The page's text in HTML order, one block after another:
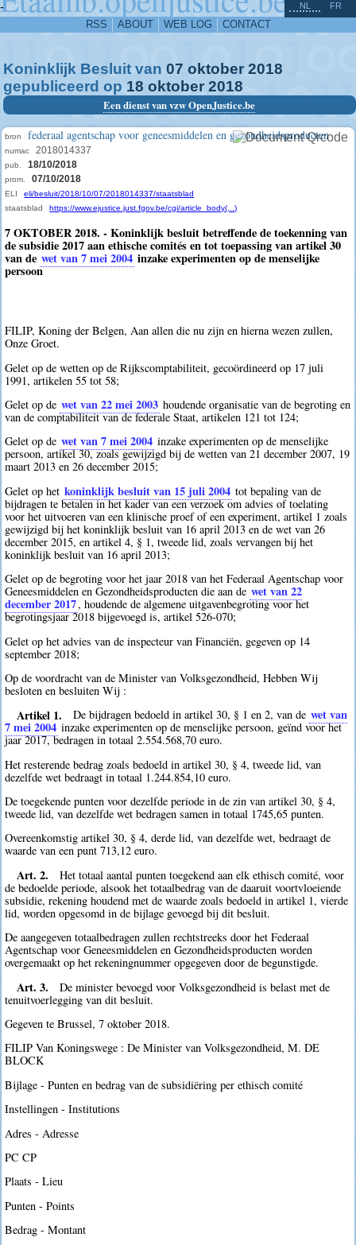
-
RSS ABOUT WEB LOG CONTACT
NL FR
Koninklijk Besluit van 07 oktober 2018
gepubliceerd op 18 oktober 2018
Een dienst van vzw OpenJustice.be
bron federaal agentschap voor geneesmiddelen en gezondheidsproducten
numac 2018014337
pub. 18/10/2018
prom. 07/10/2018
ELI
eli/besluit/2018/10/07/2018014337/staatsblad
staatsblad
https://www.ejustice.just.fgov.be/cgi/article_body(...)
7 OKTOBER 2018. - Koninklijk besluit betreffende de toekenning van
de subsidie 2017 aan ethische comités en tot toepassing van artikel 30
van de wet van 7 mei 2004 inzake experimenten op de menselijke
persoon
FILIP, Koning der Belgen, Aan allen die nu zijn en hierna wezen zullen,
Onze Groet.
Gelet op de wetten op de Rijkscomptabiliteit, gecoördineerd op 17 juli
1991, artikelen 55 tot 58;
Gelet op de wet van 22 mei 2003 houdende organisatie van de begroting en
van de comptabiliteit van de federale Staat, artikelen 121 tot 124;
Gelet op de wet van 7 mei 2004 inzake experimenten op de menselijke
persoon, artikel 30, zoals gewijzigd bij de wetten van 21 december 2007, 19
maart 2013 en 26 december 2015;
Gelet op het koninklijk besluit van 15 juli 2004 tot bepaling van de
bijdragen te betalen in het kader van een verzoek om advies of toelating
voor het uitvoeren van een klinische proef of een experiment, artikel 1 zoals
gewijzigd bij het koninklijk besluit van 16 april 2013 en de wet van 26
december 2015, en artikel 4, § 1, tweede lid, zoals vervangen bij het
koninklijk besluit van 16 april 2013;
Gelet op de begroting voor het jaar 2018 van het Federaal Agentschap voor
Geneesmiddelen en Gezondheidsproducten die aan de wet van 22
december 2017, houdende de algemene uitgavenbegroting voor het
begrotingsjaar 2018 bijgevoegd is, artikel 526-070;
Gelet op het advies van de inspecteur van Financiën, gegeven op 14
september 2018;
Op de voordracht van de Minister van Volksgezondheid, Hebben Wij
besloten en besluiten Wij :
Artikel 1. De bijdragen bedoeld in artikel 30, § 1 en 2, van de wet van
7 mei 2004 inzake experimenten op de menselijke persoon, geïnd voor het
jaar 2017, bedragen in totaal 2.554.568,70 euro.
Het resterende bedrag zoals bedoeld in artikel 30, § 4, tweede lid, van
dezelfde wet bedraagt in totaal 1.244.854,10 euro.
De toegekende punten voor dezelfde periode in de zin van artikel 30, § 4,
tweede lid, van dezelfde wet bedragen samen in totaal 1745,65 punten.
Overeenkomstig artikel 30, § 4, derde lid, van dezelfde wet, bedraagt de
waarde van een punt 713,12 euro.
Art. 2.
Het totaal aantal punten toegekend aan elk ethisch comité, voor
de bedoelde periode, alsook het totaalbedrag van de daaruit voortvloeiende
subsidie, rekening houdend met de waarde zoals bedoeld in artikel 1, vierde
lid, worden opgesomd in de bijlage gevoegd bij dit besluit.
De aangegeven totaalbedragen zullen rechtstreeks door het Federaal
Agentschap voor Geneesmiddelen en Gezondheidsproducten worden
overgemaakt op het rekeningnummer opgegeven door de begunstigde.
Art. 3.
De minister bevoegd voor Volksgezondheid is belast met de
tenuitvoerlegging van dit besluit.
Gegeven te Brussel, 7 oktober 2018.
FILIP Van Koningswege : De Minister van Volksgezondheid, M. DE
BLOCK
Bijlage - Punten en bedrag van de subsidiëring per ethisch comité
Instellingen - Institutions
Adres - Adresse
PC CP
Plaats - Lieu
Punten - Points
Bedrag - Montant
^